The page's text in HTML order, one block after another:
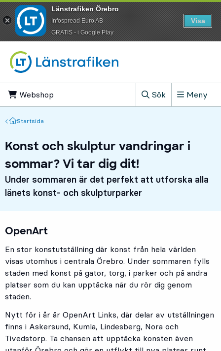
Webshop
Sök
, Visa sökfältet
Meny
Startsida
Startsida
Konst och skulptur vandringar i
sommar? Vi tar dig dit!
Under sommaren är det perfekt att utforska alla
länets konst- och skulpturparker
OpenArt
En stor konstutställning där konst från hela världen
visas utomhus i centrala Örebro. Under sommaren fylls
staden med konst på gator, torg, i parker och på andra
platser som du kan upptäcka när du rör dig genom
staden.
Nytt för i år är OpenArt Links, där delar av utställningen
finns i Askersund, Kumla, Lindesberg, Nora och
Tivedstorp. Ta chansen att upptäcka konsten även
Länstrafiken Örebro
Infospread Euro AB
​GRATIS - i Google Play
Visa